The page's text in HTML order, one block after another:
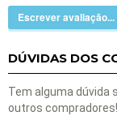
Escrever avaliação...
DÚVIDAS DOS
Tem alguma dúvida
outros compradores!